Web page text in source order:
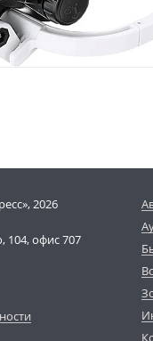
2026
104, офис 707